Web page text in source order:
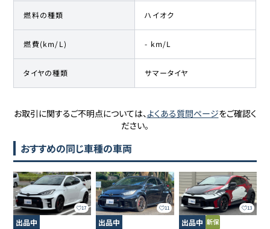
燃料の種類 ハイオク
燃費(km/L) - km/L
タイヤの種類 サマータイヤ
お取引に関するご不明点については、よくある質問ページをご確認く
ださい。
おすすめの同じ車種の車両
17
出品中
11
出品中
13
出品中